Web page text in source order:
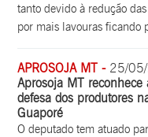
tanto devido à redução
por mais lavouras ficando
APROSOJA MT -25/
Aprosoja MT
defesa dos produtores
Guaporé
O deputado tem atuado